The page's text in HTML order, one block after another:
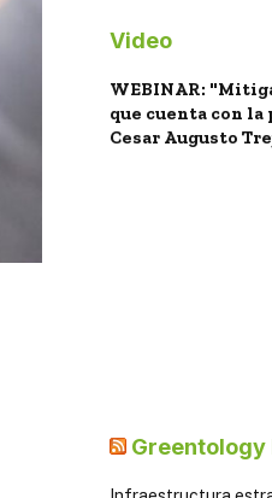
Video
WEBINAR:
que cuenta con
Cesar Augusto
Greentology